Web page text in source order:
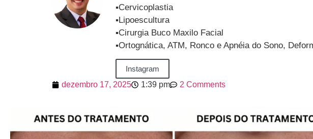
▪️Cervicoplastia
▪️Lipoescultura
▪️Cirurgia Buco Maxilo Facial
▪️Ortognática, ATM, Ronco e Apnéia do Sono,
Instagram
dezembro 17, 2025
1:39 pm 2 Comments